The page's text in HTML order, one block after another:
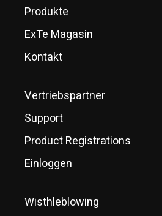
Produkte
ExTe Magasin
Kontakt
Vertriebspartner
Support
Product Registrations
Einloggen
Wisthleblowing